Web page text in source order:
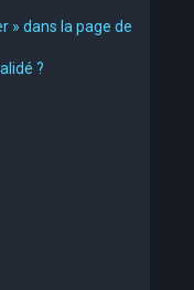
» dans la page de
?